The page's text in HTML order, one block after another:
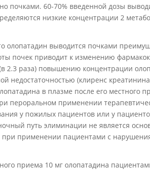
почками. 60-70% введенной дозы
низкие концентрации 2
олопатадин выводится почками
почек приводит к изменению
2.3 раза) повышению концентрации
недостаточностью (клиренс
в плазме после его местного
пероральном применении
у пожилых пациентов или у
путь элиминации не является
при применении пациентами с
приема 10 мг олопатадина